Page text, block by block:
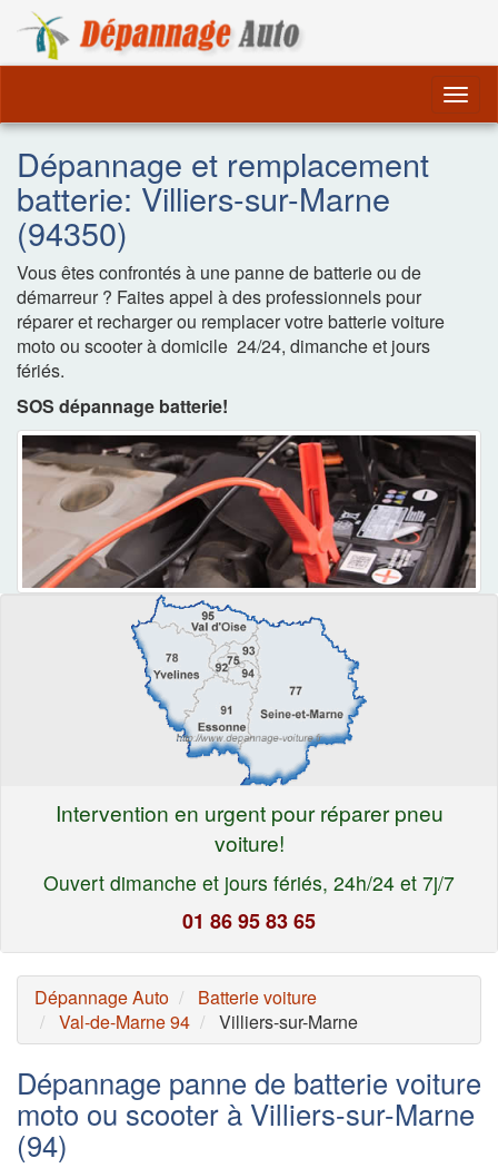
Dépannage et remplacement
batterie: Villiers-sur-Marne
(94350)
Vous êtes confrontés à une panne de batterie ou de
démarreur ? Faites appel à des professionnels pour
réparer et recharger ou remplacer votre batterie voiture
moto ou scooter à domicile 24/24, dimanche et jours
fériés.
SOS dépannage batterie!
Intervention en urgent pour réparer pneu
voiture!
Ouvert dimanche et jours fériés, 24h/24 et 7j/7
01 86 95 83 65
Dépannage Auto
Batterie voiture
Val-de-Marne 94
Villiers-sur-Marne
Dépannage panne de batterie voiture
moto ou scooter à Villiers-sur-Marne
(94)